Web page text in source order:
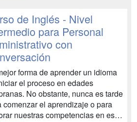
...
de Inglés - Nivel
para Personal
con
forma de aprender un idioma
el proceso en edades
No obstante, nunca es tarde
comenzar el aprendizaje o para
nuestras competencias en este